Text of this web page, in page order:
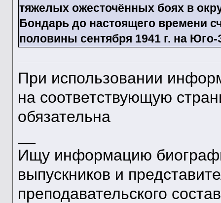
тяжелых ожесточённых боях в
Бондарь до настоящего времени
половины сентября 1941 г. на
При использовании
на соответствующую
обязательна
Ищу информацию
выпускников и
преподавательского